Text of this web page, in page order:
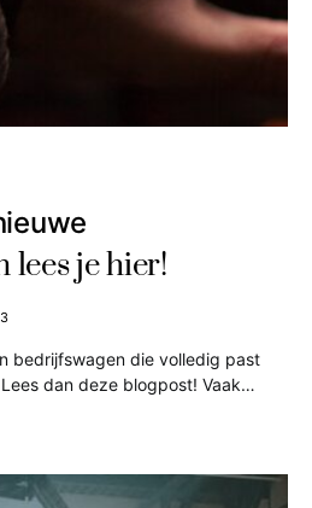
lees je hier!
bedrijfswagen die volledig past
dan deze blogpost! Vaak…